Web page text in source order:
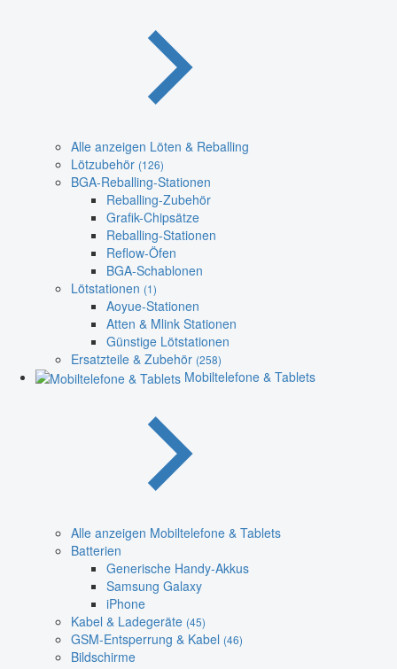
Alle anzeigen Löten & Reballing
Lötzubehör (126)
BGA-Reballing-Stationen
Reballing-Zubehör
Grafik-Chipsätze
Reballing-Stationen
Reflow-Öfen
BGA-Schablonen
Lötstationen (1)
Aoyue-Stationen
Atten & Mlink Stationen
Günstige Lötstationen
Ersatzteile & Zubehör (258)
Mobiltelefone & Tablets
Alle anzeigen Mobiltelefone & Tablets
Batterien
Generische Handy-Akkus
Samsung Galaxy
iPhone
Kabel & Ladegeräte (45)
GSM-Entsperrung & Kabel (46)
Bildschirme